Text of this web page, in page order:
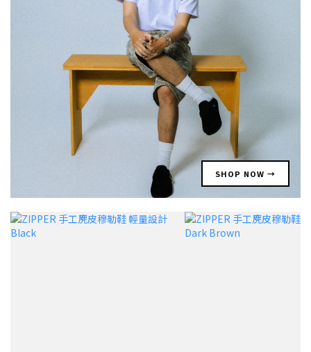
SHOP NOW →